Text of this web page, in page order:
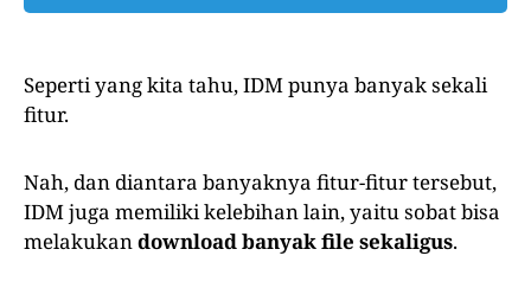
Seperti yang kita tahu, IDM punya banyak sekali
fitur.
Nah, dan diantara banyaknya fitur-fitur tersebut,
IDM juga memiliki kelebihan lain, yaitu sobat bisa
melakukandownload banyak file sekaligus.